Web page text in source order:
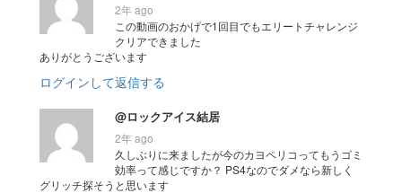
2年 ago
この動画のおかげで1回目でもエリートチャレンジ
クリアできました
ありがとうございます
ログインして返信する
@ロックアイス結居
2年 ago
久しぶりに来ましたが今のカヨペリコってもうゴミ
効率って感じですか？ PS4なのでダメなら新しく
グリッチ探そうと思います